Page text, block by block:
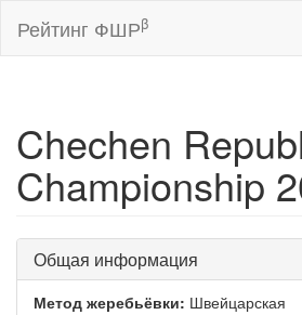
Рейтинг ФШРβ
Chechen
Championship
Общая информация
Метод жеребьёвки: Швейцарская